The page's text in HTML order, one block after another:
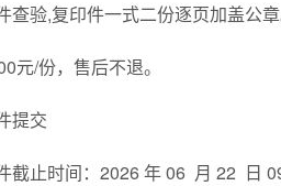
查验,复印件一式二份逐页加盖公章
元/份，售后不退。
提交
截止时间：2026 年 06 月 22 日